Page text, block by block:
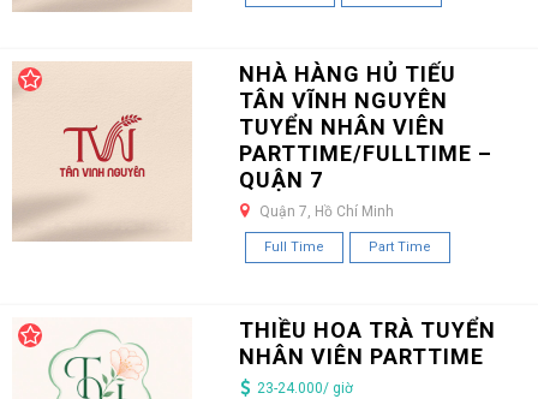
NHÀ HÀNG HỦ TIẾU
TÂN VĨNH NGUYÊN
TUYỂN NHÂN VIÊN
PARTTIME/FULLTIME –
QUẬN 7
Quận 7, Hồ Chí Minh
Full Time Part Time
THIỀU HOA TRÀ TUYỂN
NHÂN VIÊN PARTTIME
23-24.000/ giờ